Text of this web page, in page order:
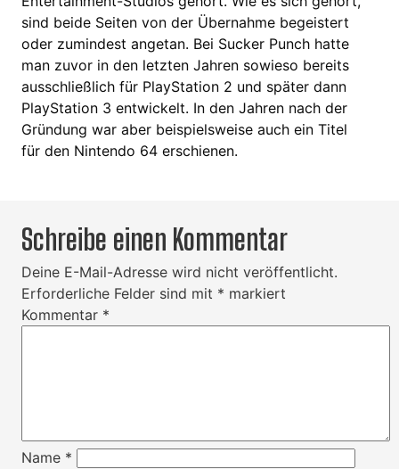
sind beide Seiten von der Übernahme begeistert
oder zumindest angetan. Bei Sucker Punch hatte
man zuvor in den letzten Jahren sowieso bereits
ausschließlich für PlayStation 2 und später dann
PlayStation 3 entwickelt. In den Jahren nach der
Gründung war aber beispielsweise auch ein Titel
für den Nintendo 64 erschienen.
Schreibe einen Kommentar
Deine E-Mail-Adresse wird nicht veröffentlicht.
Erforderliche Felder sind mit * markiert
Kommentar *
Name *